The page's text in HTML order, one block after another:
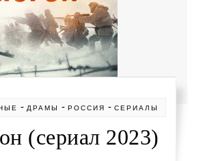
- ДРАМЫ -РОССИЯ -СЕРИАЛЫ
(сериал 2023)